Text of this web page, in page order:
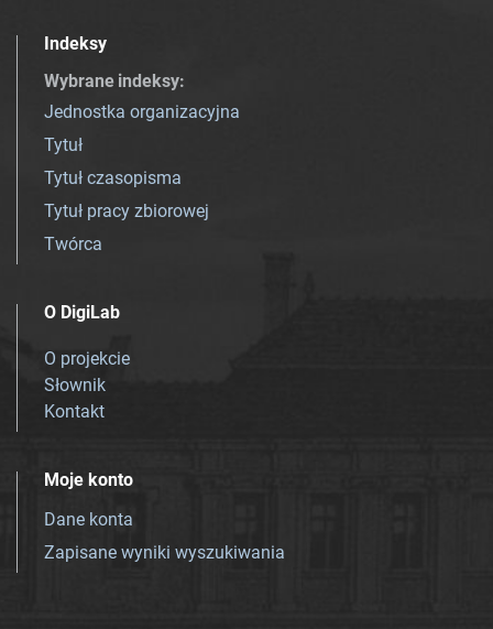
Indeksy
Wybrane indeksy:
Jednostka organizacyjna
Tytuł
Tytuł czasopisma
Tytuł pracy zbiorowej
Twórca
O DigiLab
O projekcie
Słownik
Kontakt
Moje konto
Dane konta
Zapisane wyniki wyszukiwania